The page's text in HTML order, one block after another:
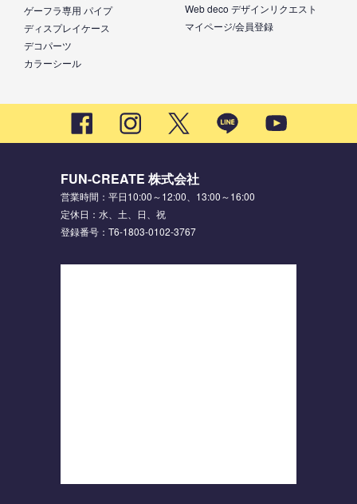
ゲーフラ専用 パイプ
ディスプレイケース
デコパーツ
カラーシール
Web deco デザインリクエスト
マイページ/会員登録
FUN-CREATE 株式会社
営業時間：平日10:00～12:00、13:00～16:00
定休日：水、土、日、祝
登録番号：T6-1803-0102-3767